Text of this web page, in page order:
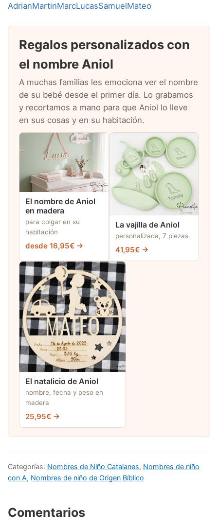
AdrianMartinMarcLucasSamuelMateo
Regalos personalizados con
el nombre Aniol
A muchas familias les emociona ver el nombre
de su bebé desde el primer día. Lo grabamos
y recortamos a mano para que Aniol lo lleve
en sus cosas y en su habitación.
El nombre de Aniol
en madera
para colgar en su
habitación
desde 16,95€ →
La vajilla de Aniol
personalizada, 7 piezas
41,95€ →
El natalicio de Aniol
nombre, fecha y peso en
madera
25,95€ →
Categorías: Nombres de Niño Catalanes, Nombres de niño
con A, Nombres de niño de Origen Bíblico
Comentarios